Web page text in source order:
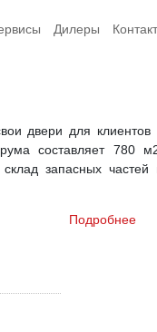
Дилеры
двери для клиентов
составляет 780
запасных частей
Подробнее